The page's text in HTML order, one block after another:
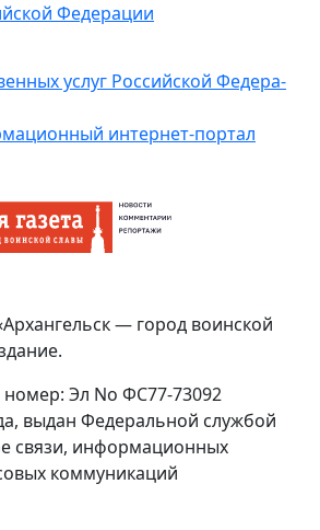
Федерации
услуг Рос­сийс­кой Фе­де­ра­
интернет-портал
— город воинской
Эл No ФС77-73092
выдан Федеральной службой
связи, информационных
коммуникаций